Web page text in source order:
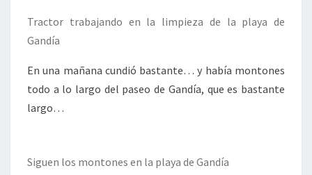
Tractor trabajando en la limpieza de la playa de
Gandía
En una mañana cundió bastante… y había montones
todo a lo largo del paseo de Gandía, que es bastante
largo…
Siguen los montones en la playa de Gandía